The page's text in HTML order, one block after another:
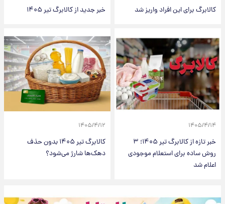
کالابرگ برای این افراد واریز شد خبر جدید از کالابرگ تیر ۱۴۰۵
۱۴۰۵/۴/۱۴
خبر تازه از کالابرگ تیر ۱۴۰۵؛ ۳
روش ساده برای استعلام موجودی
اعلام شد
۱۴۰۵/۴/۱۲
کالابرگ تیر ۱۴۰۵ بدون حذف
دهک‌ها شارژ می‌شود؟